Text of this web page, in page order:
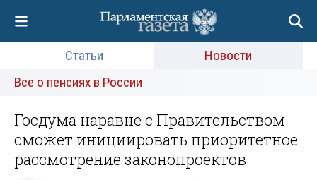
Статьи
Новости
Все о пенсиях в России
Госдума наравне с Правительством
сможет инициировать приоритетное
рассмотрение законопроектов